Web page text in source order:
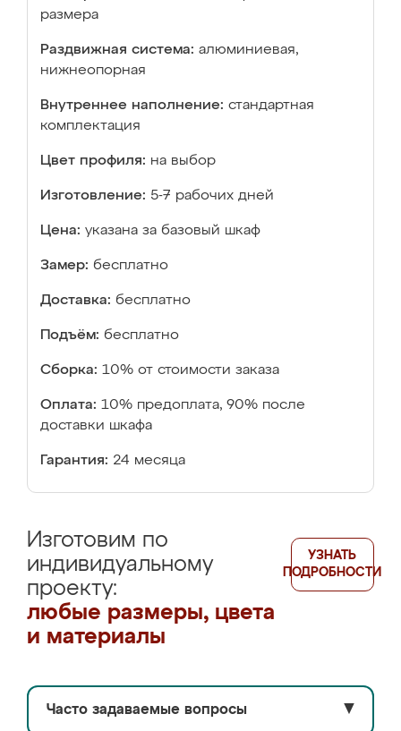
размера
Раздвижная система: алюминиевая,
нижнеопорная
Внутреннее наполнение: стандартная
комплектация
Цвет профиля: на выбор
Изготовление: 5-7 рабочих дней
Цена: указана за базовый шкаф
Замер: бесплатно
Доставка: бесплатно
Подъём: бесплатно
Сборка: 10% от стоимости заказа
Оплата: 10% предоплата, 90% после
доставки шкафа
Гарантия: 24 месяца
Изготовим по
индивидуальному
проекту:
любые размеры, цвета
и материалы
УЗНАТЬ
ПОДРОБНОСТИ
Часто задаваемые вопросы ▼